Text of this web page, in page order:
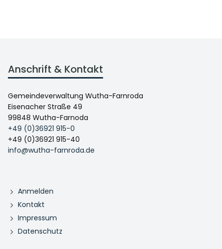
Anschrift & Kontakt
Gemeindeverwaltung Wutha-Farnroda
Eisenacher Straße 49
99848 Wutha-Farnoda
+49 (0)36921 915-0
+49 (0)36921 915-40
info@wutha-farnroda.de
Anmelden
Kontakt
Impressum
Datenschutz